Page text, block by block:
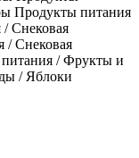
Продукты питания
Снековая
/ Снековая
/ Фрукты и
/ Яблоки